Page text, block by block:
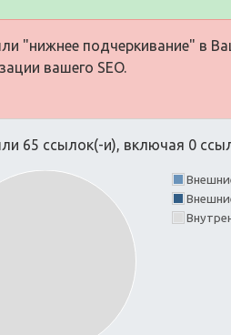
"нижнее подчеркивание" в
вашего SEO.
65 ссылок(-и), включая 0